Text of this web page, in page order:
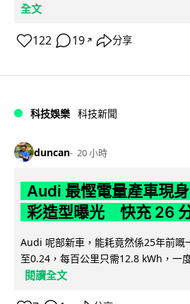
全文
122 19 ↗ 分享
科技娛樂 科技新聞
duncan 20 小時
Audi 最慳電量產車現
彩造型曝光 快充 26
Audi 呢部新車，能耗竟然係25年前
至0.24，每百公里只需12.8 kWh，一
閱讀全文